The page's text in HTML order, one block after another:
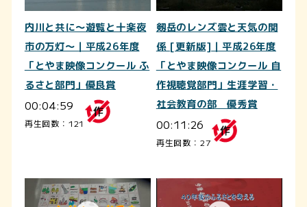
内川と共に～遊覧と十楽夜
市の万灯～｜平成26年度
「とやま映像コンクール ふ
るさと部門」優良賞
00:04:59
再生回数：121
剱岳のレンズ雲と天気の関
係 [更新版]｜平成26年度
「とやま映像コンクール 自
作視聴覚部門」生涯学習・
社会教育の部 優秀賞
00:11:26
再生回数：27